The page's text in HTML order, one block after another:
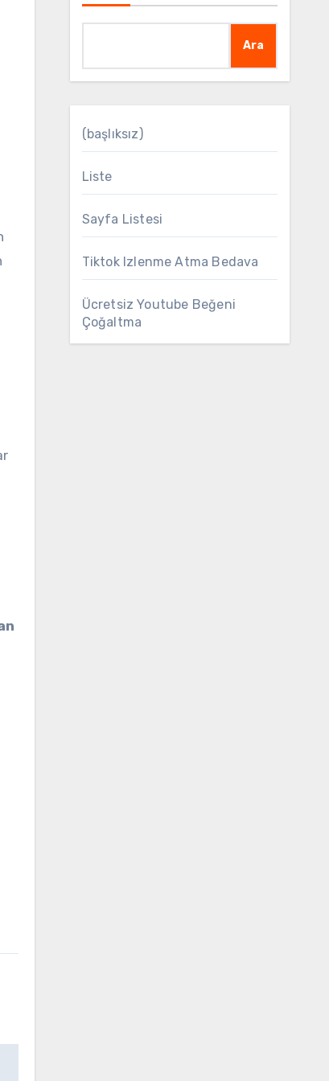
Ara
(başlıksız)
Liste
Sayfa Listesi
Tiktok Izlenme Atma Bedava
Ücretsiz Youtube Beğeni
Çoğaltma